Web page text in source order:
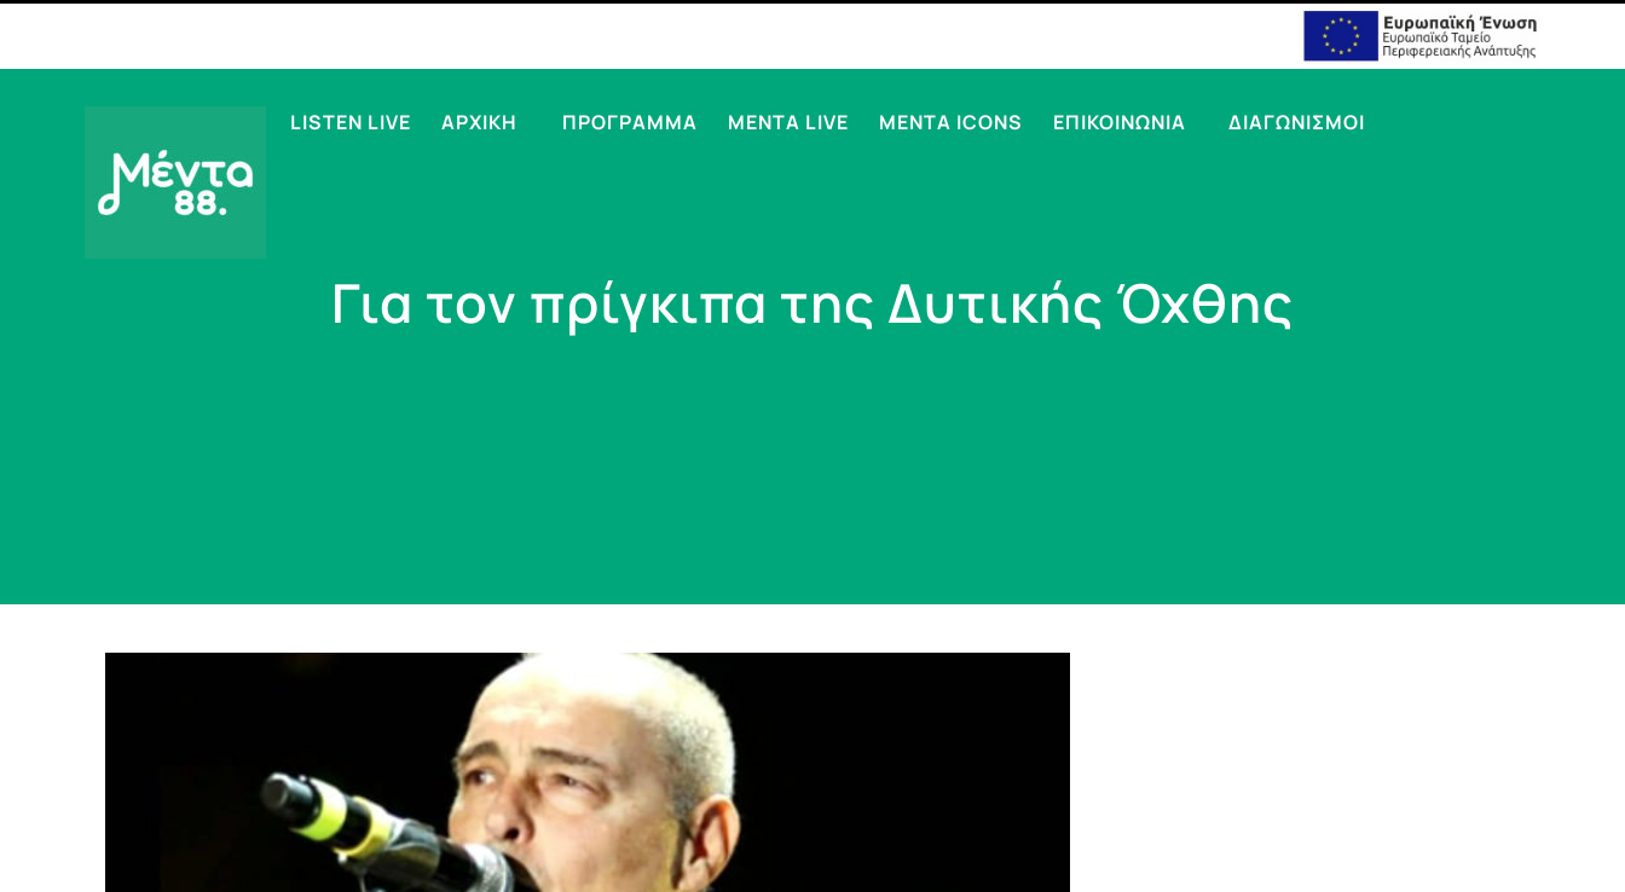
LISTEN LIVE ΑΡΧΙΚΗ ΠΡΟΓΡΑΜΜΑ MENTA LIVE MENTA ICONS ΕΠΙΚΟΙΝΩΝΙΑ ΔΙΑΓΩΝΙΣΜΟΙ
Για τον πρίγκιπα της Δυτικής Όχθης